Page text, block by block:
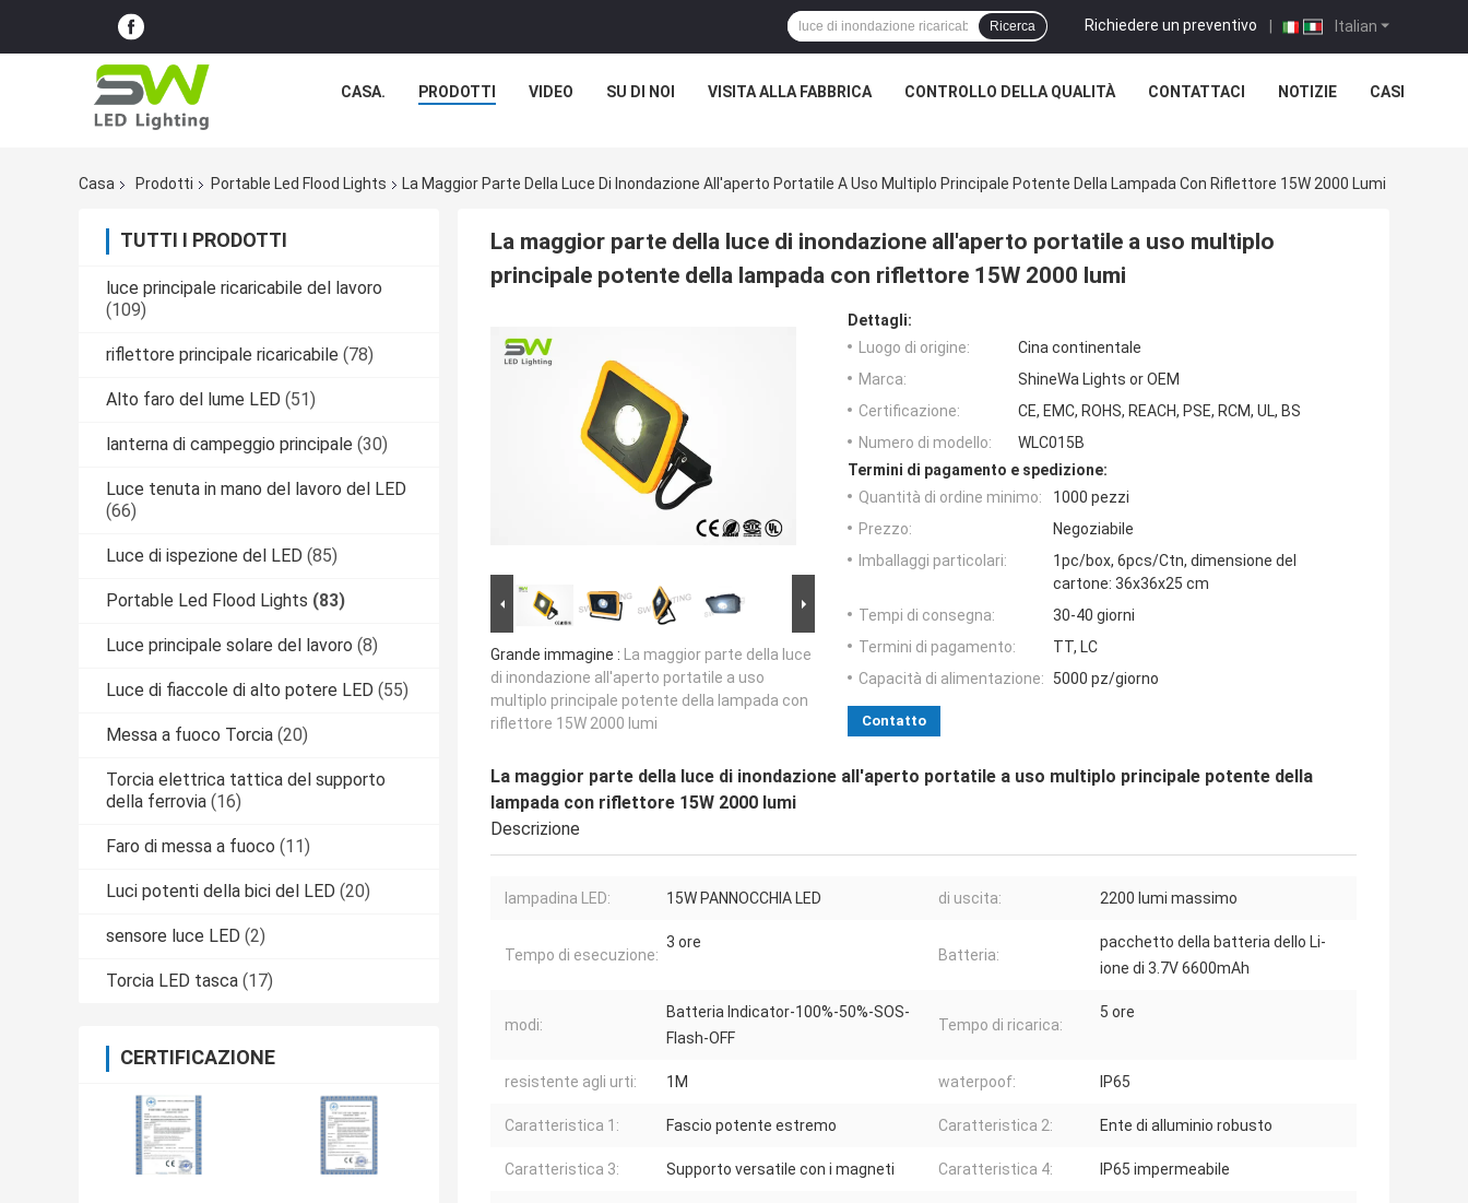
Italian
Richiedere un preventivo |
Ricerca
CASA. PRODOTTI VIDEO SU DI NOI VISITA ALLA FABBRICA CONTROLLO DELLA QUALITÀ CONTATTACI NOTIZIE CASI
Casa Prodotti Portable Led Flood Lights La Maggior Parte Della Luce Di Inondazione All'aperto Portatile A Uso Multiplo Principale Potente Della Lampada Con Riflettore 15W 2000 Lumi
TUTTI I PRODOTTI
luce principale ricaricabile del lavoro
(109)
riflettore principale ricaricabile (78)
Alto faro del lume LED (51)
lanterna di campeggio principale (30)
Luce tenuta in mano del lavoro del LED
(66)
Luce di ispezione del LED (85)
Portable Led Flood Lights (83)
Luce principale solare del lavoro (8)
Luce di fiaccole di alto potere LED (55)
Messa a fuoco Torcia (20)
Torcia elettrica tattica del supporto
della ferrovia (16)
Faro di messa a fuoco (11)
Luci potenti della bici del LED (20)
sensore luce LED (2)
Torcia LED tasca (17)
CERTIFICAZIONE
La maggior parte della luce di inondazione all'aperto portatile a uso multiplo
principale potente della lampada con riflettore 15W 2000 lumi
Grande immagine : La maggior parte della luce
di inondazione all'aperto portatile a uso
multiplo principale potente della lampada con
riflettore 15W 2000 lumi
Dettagli:
Luogo di origine:
Cina continentale
Marca:
ShineWa Lights or OEM
Certificazione:
CE, EMC, ROHS, REACH, PSE, RCM, UL, BS
Numero di modello:
WLC015B
Termini di pagamento e spedizione:
Quantità di ordine minimo:
1000 pezzi
Prezzo:
Negoziabile
Imballaggi particolari:
1pc/box, 6pcs/Ctn, dimensione del
cartone: 36x36x25 cm
Tempi di consegna:
30-40 giorni
Termini di pagamento:
TT, LC
Capacità di alimentazione:
5000 pz/giorno
Contatto
La maggior parte della luce di inondazione all'aperto portatile a uso multiplo principale potente della
lampada con riflettore 15W 2000 lumi
Descrizione
lampadina LED: 15W PANNOCCHIA LED di uscita: 2200 lumi massimo
Tempo di esecuzione:
3 ore
Batteria:
pacchetto della batteria dello Li-
ione di 3.7V 6600mAh
modi:
Batteria Indicator-100%-50%-SOS-
Flash-OFF
Tempo di ricarica:
5 ore
resistente agli urti: 1M waterpoof: IP65
Caratteristica 1: Fascio potente estremo Caratteristica 2: Ente di alluminio robusto
Caratteristica 3: Supporto versatile con i magneti Caratteristica 4: IP65 impermeabile